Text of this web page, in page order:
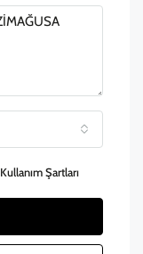
Kullanım Şartları